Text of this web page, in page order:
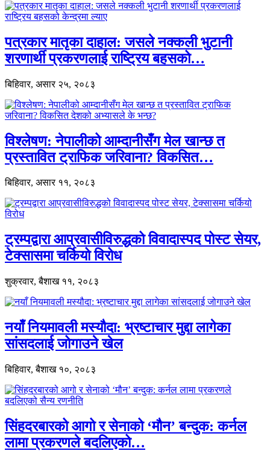
पत्रकार मातृका दाहाल: जसले नक्कली भुटानी
शरणार्थी प्रकरणलाई राष्ट्रिय बहसको…
बिहिवार, असार २५, २०८३
विश्लेषण: नेपालीको आम्दानीसँग मेल खान्छ त
प्रस्तावित ट्राफिक जरिवाना? विकसित…
बिहिवार, असार ११, २०८३
ट्रम्पद्वारा आप्रवासीविरुद्धको विवादास्पद पोस्ट सेयर,
टेक्सासमा चर्कियो विरोध
शुक्रवार, बैशाख ११, २०८३
नयाँ नियमावली मस्यौदा: भ्रष्टाचार मुद्दा लागेका
सांसदलाई जोगाउने खेल
बिहिवार, बैशाख १०, २०८३
सिंहदरबारको आगो र सेनाको ‘मौन’ बन्दुक: कर्नल
लामा प्रकरणले बदलिएको…